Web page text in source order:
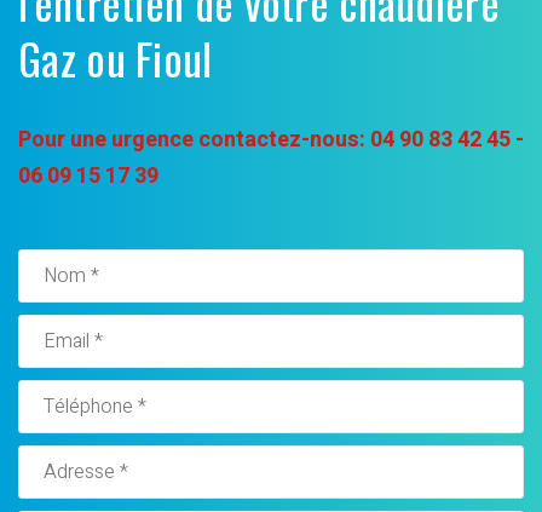
Gaz ou Fioul
Pour une urgence contactez-nous: 04 90 83 42 45 -
06 09 15 17 39